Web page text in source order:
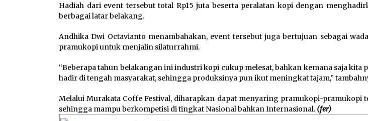
Hadiah dari event tersebut total Rp15 juta beserta peralatan kopi dengan
berbagai latar belakang.
Andhika Dwi Octavianto menambahakan, event tersebut juga bertujuan sebagai
pramukopi untuk menjalin silaturrahmi.
“Beberapa tahun belakangan ini industri kopi cukup melesat, bahkan kemana saja kita
hadir di tengah masyarakat, sehingga produksinya pun ikut meningkat tajam,”
Melalui Murakata Coffe Festival, diharapkan dapat menyaring pramukopi-pramukopi
sehingga mampu berkompetisi di tingkat Nasional bahkan Internasional. (fer)